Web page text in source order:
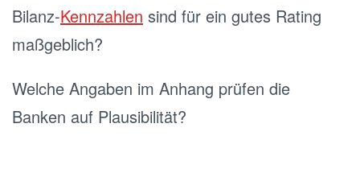
Bilanz-Kennzahlen sind für ein gutes Rating
maßgeblich?
Welche Angaben im Anhang prüfen die
Banken auf Plausibilität?